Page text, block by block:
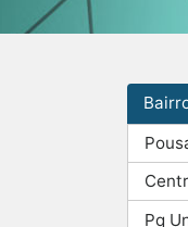
Pq